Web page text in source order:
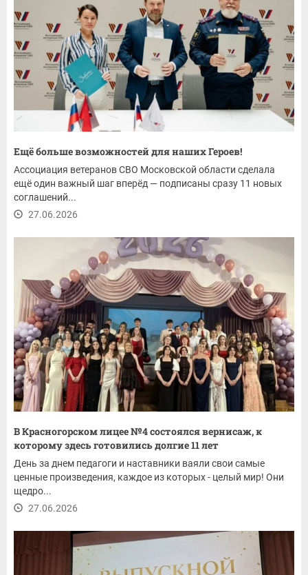
Ещё больше возможностей для наших Героев!
Ассоциация ветеранов СВО Московской области сделала
ещё один важный шаг вперёд — подписаны сразу 11 новых
соглашений...
27.06.2026
В Красногорском лицее №4 состоялся вернисаж, к
которому здесь готовились долгие 11 лет
День за днем педагоги и наставники ваяли свои самые
ценные произведения, каждое из которых - целый мир! Они
щедро...
27.06.2026